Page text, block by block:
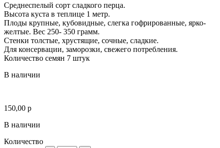
Среднеспелый сорт сладкого перца.
Высота куста в теплице 1 метр.
Плоды крупные, кубовидные, слегка гофрированные, ярко-
желтые. Вес 250- 350 грамм.
Стенки толстые, хрустящие, сочные, сладкие.
Для консервации, заморозки, свежего потребления.
Количество семян 7 штук
В наличии
150,00 р
В наличии
Количество